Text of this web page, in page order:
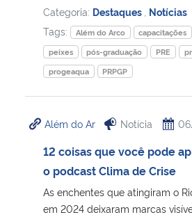
Categoria: Destaques Notícias
Tags:
Além do Arco capacitações
peixes
pós-graduação PRE
progeaqua
PRPGP
Além do Ar Notícia
12 coisas que você pode
o podcast Clima de Crise
As enchentes que atingiram o
em 2024 deixaram marcas